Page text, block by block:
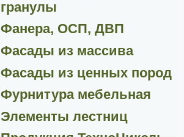
гранулы
Фанера, ОСП, ДВП
Фасады из массива
Фасады из ценных пород
Фурнитура мебельная
Элементы лестниц